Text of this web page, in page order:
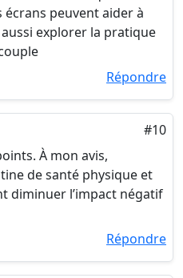
écrans peuvent aider à
explorer la pratique
Répondre
#10
À mon avis,
de santé physique et
diminuer l’impact négatif
Répondre